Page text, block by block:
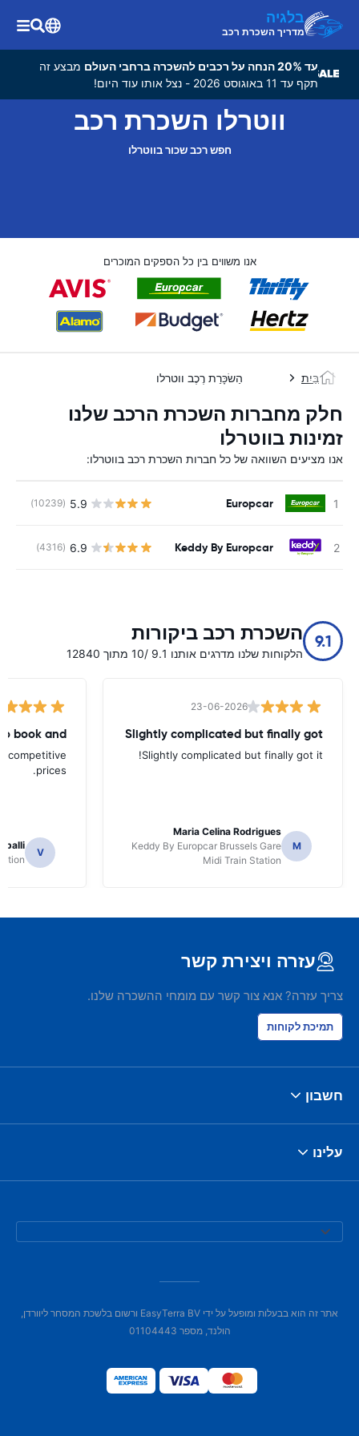
בלגיה
מדריך השכרת רכב
עד 20% הנחה על רכבים להשכרה ברחבי העולם
מבצע זה
תקף עד 11 באוגוסט 2026 - נצל אותו עוד היום!
ווטרלו השכרת רכב
חפש רכב שכור בווטרלו
אנו משווים בין כל הספקים המוכרים
בַּיִת הַשׂכָּרַת רֶכֶב ווטרלו
חלק מחברות השכרת הרכב שלנו
זמינות בווטרלו
אנו מציעים השוואה של כל חברות השכרת רכב בווטרלו:
Europcar
5.9
(10239)
Keddy By Europcar
6.9
(4316)
9.1 השכרת רכב ביקורות
הלקוחות שלנו מדרגים אותנו 9.1 /10 מתוך 12840
23-06-2026
Slightly complicated but finally got
Slightly complicated but finally got it!
M
Maria Celina Rodrigues
Keddy By Europcar Brussels Gare
Midi Train Station
book and
competitive
prices.
V
עזרה ויצירת קשר
צריך עזרה? אנא צור קשר עם מומחי ההשכרה שלנו.
תמיכת לקוחות
חשבון
עלינו
אתר זה הוא בבעלות ומופעל על ידי EasyTerra BV ורשום בלשכת המסחר ליוורדן,
הולנד, מספר 01104443